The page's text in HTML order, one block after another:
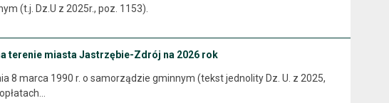
(t.j. Dz.U z 2025r., poz. 1153).
terenie miasta Jastrzębie-Zdrój na 2026 rok
8 marca 1990 r. o samorządzie gminnym (tekst jednolity Dz. U. z 2025,